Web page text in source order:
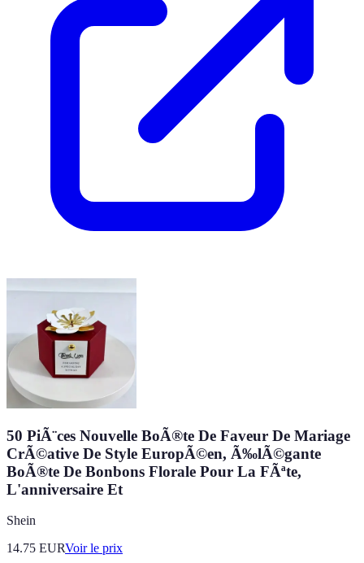
50 PiÃ¨ces Nouvelle BoÃ®te De Faveur De Mariage
CrÃ©ative De Style EuropÃ©en, Ã‰lÃ©gante
BoÃ®te De Bonbons Florale Pour La FÃªte,
L'anniversaire Et
Shein
14.75 EURVoir le prix